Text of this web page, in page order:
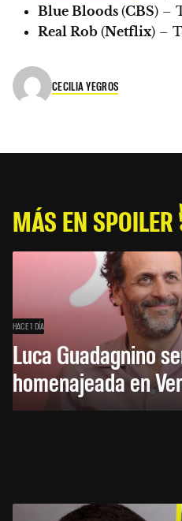
Blue Bloods (CBS) –
Real Rob (Netflix) –
CECILIA YEGROS
MÁS EN SPOILER
HACE 1 DÍA
Luca Guadagnino
homenajeada en